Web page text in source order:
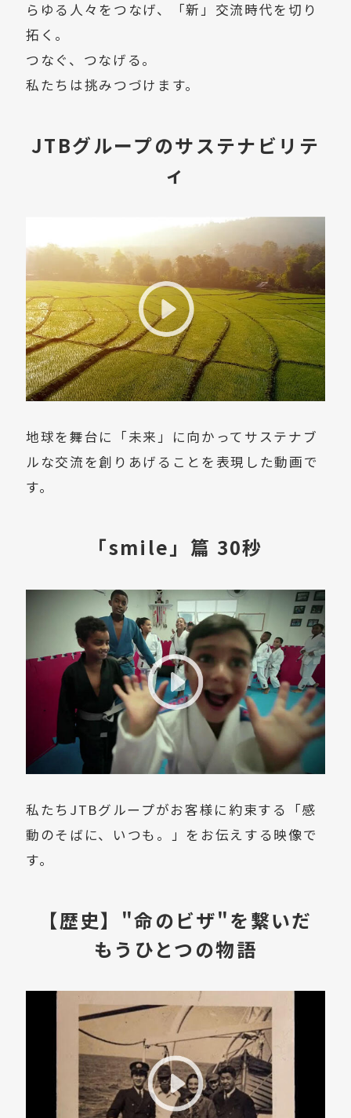
らゆる人々をつなげ、「新」交流時代を切り
拓く。
つなぐ、つなげる。
私たちは挑みつづけます。
JTBグループのサステナビリテ
ィ
地球を舞台に「未来」に向かってサステナブ
ルな交流を創りあげることを表現した動画で
す。
「smile」篇 30秒
私たちJTBグループがお客様に約束する「感
動のそばに、いつも。」をお伝えする映像で
す。
【歴史】"命のビザ"を繋いだ
もうひとつの物語